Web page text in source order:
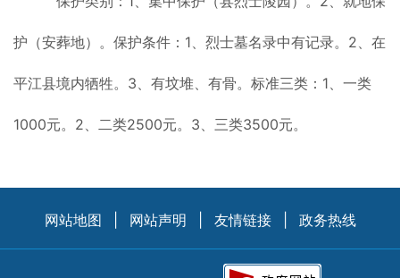
护（安葬地）。保护条件：1、烈士墓名录中有记录。2、在
平江县境内牺牲。3、有坟堆、有骨。标准三类：1、一类
1000元。2、二类2500元。3、三类3500元。
网站地图 网站声明 友情链接 政务热线